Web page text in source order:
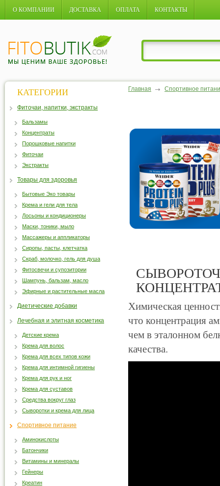
О КОМПАНИИ ДОСТАВКА ОПЛАТА КОНТАКТЫ
Главная Спортивное
Химическая
что концентрация
чем в эталонном
качества.
КАТЕГОРИИ
Фиточаи, напитки, экстракты
Бальзамы
Концентраты
Порошковые напитки
Фиточаи
Экстракты
Товары для здоровья
Бытовые Эко товары
Крема и гели для тела
Лосьоны и кондиционеры
Маски, тоники, мыло
Массажеры и аппликаторы
Сиропы, пасты, клетчатка
Скраб, молочко, гель для душа
Фитосвечи и супозитории
Шампунь, бальзам, масло
Эфирные и растительные масла
Диетические добавки
Лечебная и элитная косметика
Детские крема
Крема для волос
Крема для всех типов кожи
Крема для интимной гигиены
Крема для рук и ног
Крема для суставов
Средства вокруг глаз
Сыворотки и крема для лица
Спортивное питание
Аминокислоты
Батончики
Витамины и минералы
Гейнеры
Креатин